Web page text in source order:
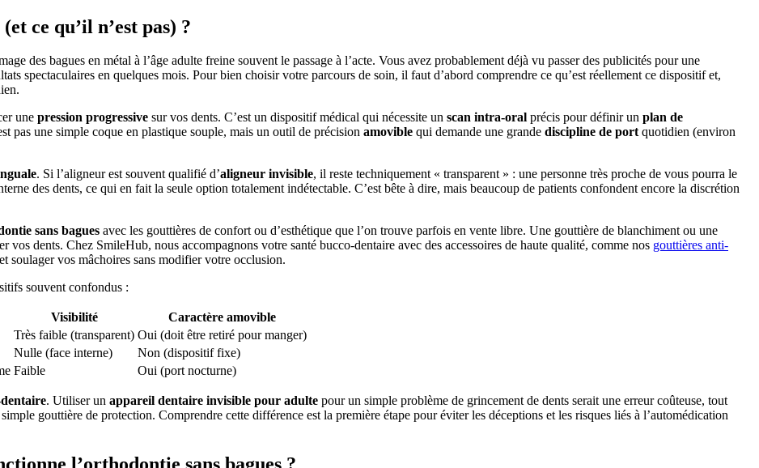
ce qu’il n’est pas) ?
des bagues en métal à l’âge adulte freine souvent le passage à l’acte. Vous avez probablement déjà vu passer des publicités pour une
spectaculaires en quelques mois. Pour bien choisir votre parcours de soin, il faut d’abord comprendre ce qu’est réellement ce dispositif et,
une pression progressive sur vos dents. C’est un dispositif médical qui nécessite un scan intra-oral précis pour définir un plan de
pas une simple coque en plastique souple, mais un outil de précision amovible qui demande une grande discipline de portquotidien (environ
. Si l’aligneur est souvent qualifié d’aligneur invisible, il reste techniquement « transparent » : une personne très proche de vous pourra le
des dents, ce qui en fait la seule option totalement indétectable. C’est bête à dire, mais beaucoup de patients confondent encore la discrétion
sans bagues avec les gouttières de confort ou d’esthétique que l’on trouve parfois en vente libre. Une gouttière de blanchiment ou une
vos dents. Chez SmileHub, nous accompagnons votre santé bucco-dentaire avec des accessoires de haute qualité, comme nos gouttières anti-
soulager vos mâchoires sans modifier votre occlusion.
souvent confondus :
Visibilité
Caractère amovible
Très faible (transparent) Oui (doit être retiré pour manger)
Nulle (face interne)
Non (dispositif fixe)
Faible Oui (port nocturne)
. Utiliser un appareil dentaire invisible pour adulte pour un simple problème de grincement de dents serait une erreur coûteuse, tout
gouttière de protection. Comprendre cette différence est la première étape pour éviter les déceptions et les risques liés à l’automédication